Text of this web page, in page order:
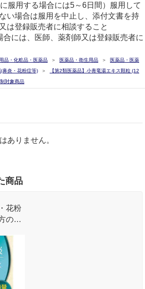
服用する場合には5～6日間）服用して
い場合は服用を中止し、添付文書を持
は登録販売者に相談すること
合には、医師、薬剤師又は登録販売者に
品・化粧品・医薬品 医薬品・衛生用品
医薬品・医薬
鼻炎・花粉症等)
【第2類医薬品】小青竜湯エキス顆粒 (12
対象商品
ありません。
商品
花粉
の鼻
気管
があ